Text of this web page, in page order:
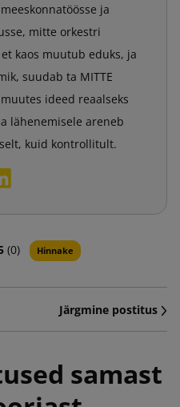
ja
mitte orkestri
kaos muutub eduks, ja
suudab ta MITTE
ideed reaalseks
lähenemisele areneb
kuid kontrollitult.
(0) Hinnake
Järgmine postitus
samast